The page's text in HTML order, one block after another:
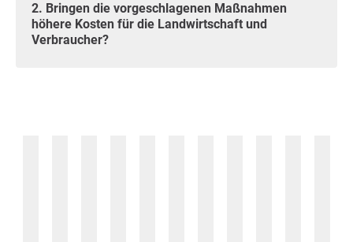
2. Bringen die vorgeschlagenen Maßnahmen
höhere Kosten für die Landwirtschaft und
Verbraucher?